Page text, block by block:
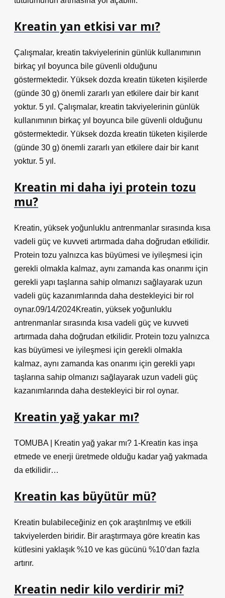
Kreatin yan etkisi var mı?
Çalışmalar, kreatin takviyelerinin günlük kullanımının
birkaç yıl boyunca bile güvenli olduğunu
göstermektedir. Yüksek dozda kreatin tüketen kişilerde
(günde 30 g) önemli zararlı yan etkilere dair bir kanıt
yoktur. 5 yıl. Çalışmalar, kreatin takviyelerinin günlük
kullanımının birkaç yıl boyunca bile güvenli olduğunu
göstermektedir. Yüksek dozda kreatin tüketen kişilerde
(günde 30 g) önemli zararlı yan etkilere dair bir kanıt
yoktur. 5 yıl.
Kreatin mi daha iyi protein tozu
mu?
Kreatin, yüksek yoğunluklu antrenmanlar sırasında kısa
vadeli güç ve kuvveti artırmada daha doğrudan etkilidir.
Protein tozu yalnızca kas büyümesi ve iyileşmesi için
gerekli olmakla kalmaz, aynı zamanda kas onarımı için
gerekli yapı taşlarına sahip olmanızı sağlayarak uzun
vadeli güç kazanımlarında daha destekleyici bir rol
oynar.09/14/2024Kreatin, yüksek yoğunluklu
antrenmanlar sırasında kısa vadeli güç ve kuvveti
artırmada daha doğrudan etkilidir. Protein tozu yalnızca
kas büyümesi ve iyileşmesi için gerekli olmakla
kalmaz, aynı zamanda kas onarımı için gerekli yapı
taşlarına sahip olmanızı sağlayarak uzun vadeli güç
kazanımlarında daha destekleyici bir rol oynar.
Kreatin yağ yakar mı?
TOMUBA | Kreatin yağ yakar mı? 1-Kreatin kas inşa
etmede ve enerji üretmede olduğu kadar yağ yakmada
da etkilidir…
Kreatin kas büyütür mü?
Kreatin bulabileceğiniz en çok araştırılmış ve etkili
takviyelerden biridir. Bir araştırmaya göre kreatin kas
kütlesini yaklaşık %10 ve kas gücünü %10’dan fazla
artırır.
Kreatin nedir kilo verdirir mi?